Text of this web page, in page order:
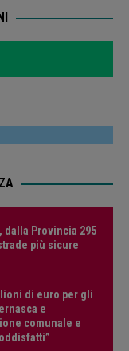
Provincia 295
più sicure
di euro per gli
e
comunale e